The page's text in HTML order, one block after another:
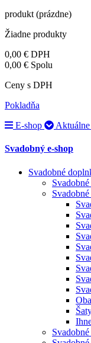
produkt (prázdne)
Žiadne produkty
0,00 € DPH
0,00 € Spolu
Ceny s DPH
Pokladňa
E-shop
Svadobný e-shop
Svadobné